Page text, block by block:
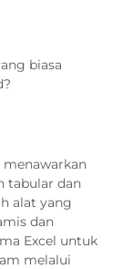
biasa
menawarkan
tabular dan
alat yang
dan
Excel untuk
melalui